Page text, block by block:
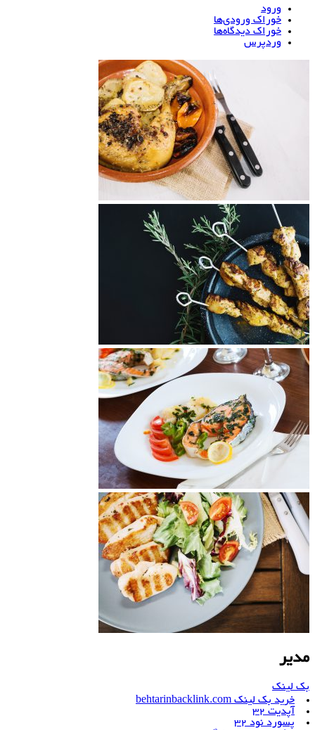
ورود
خوراک ورودی‌ها
خوراک دیدگاه‌ها
وردپرس
مدیر
بک لینک
خرید بک لینک behtarinbacklink.com
آپدیت 32
پسورد نود 32